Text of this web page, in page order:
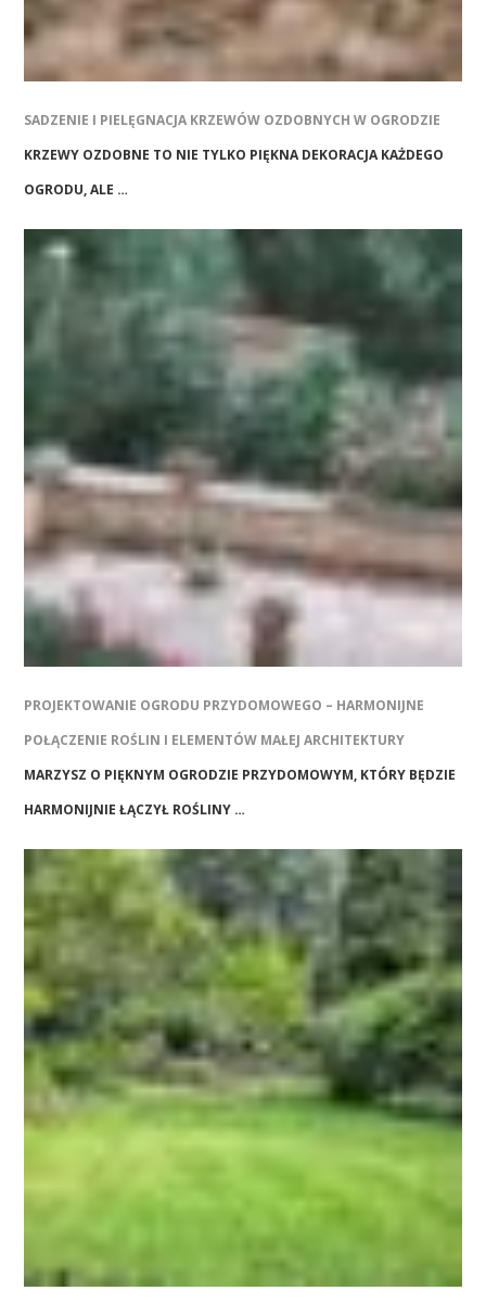
SADZENIE I PIELĘGNACJA KRZEWÓW OZDOBNYCH W OGRODZIE
KRZEWY OZDOBNE TO NIE TYLKO PIĘKNA DEKORACJA KAŻDEGO
OGRODU, ALE …
PROJEKTOWANIE OGRODU PRZYDOMOWEGO – HARMONIJNE
POŁĄCZENIE ROŚLIN I ELEMENTÓW MAŁEJ ARCHITEKTURY
MARZYSZ O PIĘKNYM OGRODZIE PRZYDOMOWYM, KTÓRY BĘDZIE
HARMONIJNIE ŁĄCZYŁ ROŚLINY …